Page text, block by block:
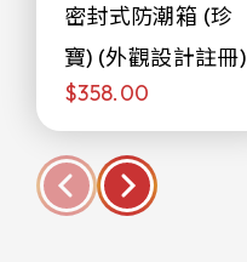
密封式防潮箱 (珍
寶) (外觀設計註冊)
$358.00